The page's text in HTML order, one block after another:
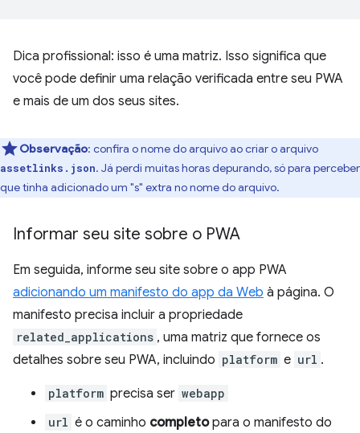
Dica profissional: isso é uma matriz. Isso significa que
você pode definir uma relação verificada entre seu PWA
e mais de um dos seus sites.
Observação: confira o nome do arquivo ao criar o arquivo
assetlinks.json. Já perdi muitas horas depurando, só para perceber
que tinha adicionado um "s" extra no nome do arquivo.
Informar seu site sobre o PWA
Em seguida, informe seu site sobre o app PWA
adicionando um manifesto do app da Web à página. O
manifesto precisa incluir a propriedade
related_applications , uma matriz que fornece os
detalhes sobre seu PWA, incluindo platform e url .
platform precisa ser webapp
url é o caminho completopara o manifesto do